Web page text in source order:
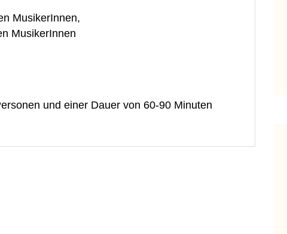
MusikerInnen,
MusikerInnen
und einer Dauer von 60-90 Minuten